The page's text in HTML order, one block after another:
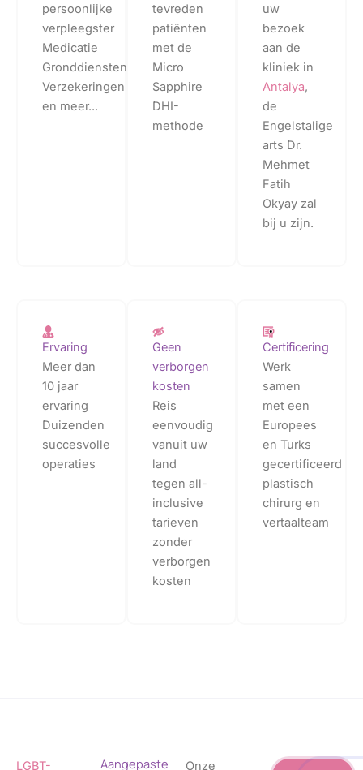
persoonlijke
verpleegster
Medicatie
Gronddiensten
Verzekeringen
en meer...
tevreden
patiënten
met de
Micro
Sapphire
DHI-
methode
uw
bezoek
aan de
kliniek in
Antalya,
de
Engelstalige
arts Dr.
Mehmet
Fatih
Okyay zal
bij u zijn.
Ervaring
Meer dan
10 jaar
ervaring
Duizenden
succesvolle
operaties
Geen
verborgen
kosten
Reis
eenvoudig
vanuit uw
land
tegen all-
inclusive
tarieven
zonder
verborgen
kosten
Certificering
Werk
samen
met een
Europees
en Turks
gecertificeerd
plastisch
chirurg en
vertaalteam
LGBT- Aangepaste Onze